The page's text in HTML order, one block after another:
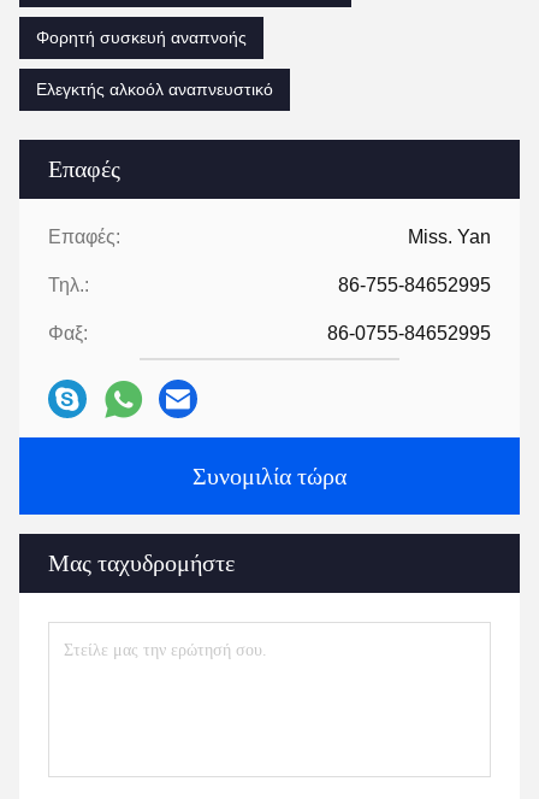
Επαφές
Επαφές: Miss. Yan
Τηλ.: 86-755-84652995
Φαξ: 86-0755-84652995
Συνομιλία τώρα
Μας ταχυδρομήστε
Φορητή συσκευή αναπνοής
Ελεγκτής αλκοόλ αναπνευστικό